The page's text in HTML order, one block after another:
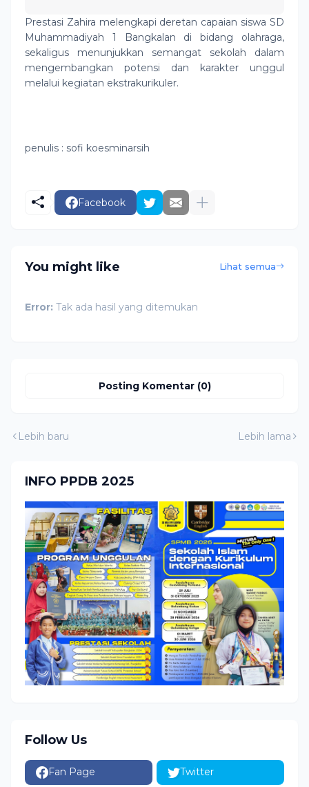
Prestasi Zahira melengkapi deretan capaian siswa SD
Muhammadiyah 1 Bangkalan di bidang olahraga,
sekaligus menunjukkan semangat sekolah dalam
mengembangkan potensi dan karakter unggul
melalui kegiatan ekstrakurikuler.
penulis : sofi koesminarsih
Facebook
You might like Lihat semua
Error: Tak ada hasil yang ditemukan
Posting Komentar (0)
Lebih baru Lebih lama
INFO PPDB 2025
Follow Us
Fan Page Twitter